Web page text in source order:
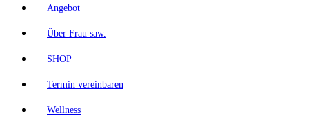
Angebot
Über Frau saw.
SHOP
Termin vereinbaren
Wellness